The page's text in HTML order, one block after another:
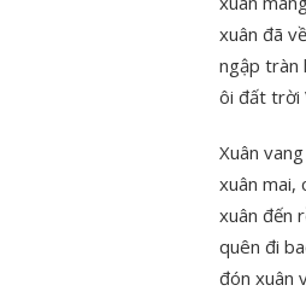
xuân đã
ngập tràn
ôi đất trời
Xuân
xuân mai,
xuân đến
quên đi
đón xuân